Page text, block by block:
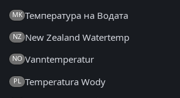
MK Температура на Водата
NZ New Zealand Watertemp
NO Vanntemperatur
PL Temperatura Wody